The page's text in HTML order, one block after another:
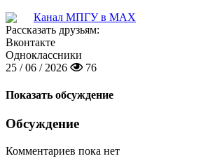
Канал МПГУ в MAX
Рассказать друзьям:
Вконтакте
Одноклассники
25 / 06 / 2026
76
Показать обсуждение
Обсуждение
Комментариев пока нет